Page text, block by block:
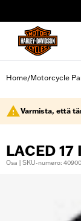
Home/Motorcycle
Varmista, että
LACED 17
Osa | SKU-numero: